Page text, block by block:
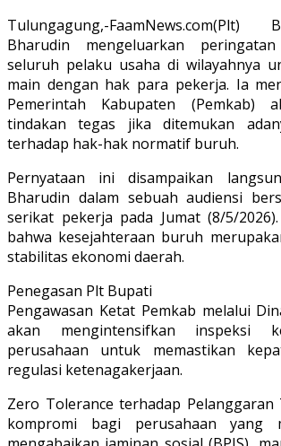
Tulungagung,-
Bharudin mengeluarkan
seluruh pelaku usaha di wilayahnya
main dengan hak para pekerja. Ia
Pemerintah Kabupaten (Pemkab)
tindakan tegas jika ditemukan
terhadap hak-hak normatif buruh.
​Pernyataan ini disampaikan
Bharudin dalam sebuah audiensi
serikat pekerja pada Jumat (8/5/
bahwa kesejahteraan buruh
stabilitas ekonomi daerah.
Penegasan Plt Bupati
​Pengawasan Ketat Pemkab melalui
akan mengintensifkan inspeksi
perusahaan untuk memastikan
regulasi ketenagakerjaan.
​Zero Tolerance terhadap
kompromi bagi perusahaan yang